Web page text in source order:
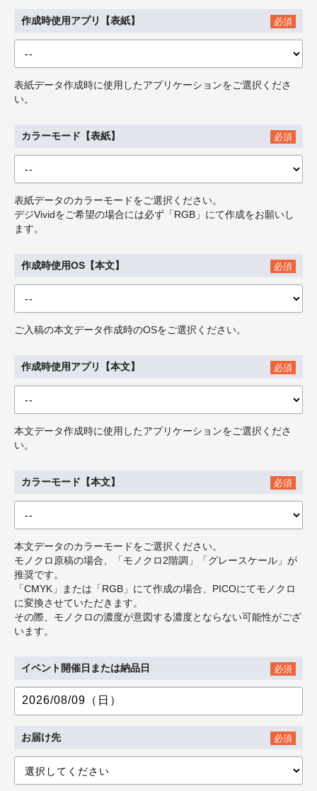
作成時使用アプリ【表紙】 必須
表紙データ作成時に使用したアプリケーションをご選択くださ
い。
カラーモード【表紙】 必須
表紙データのカラーモードをご選択ください。
デジVividをご希望の場合には必ず「RGB」にて作成をお願いし
ます。
作成時使用OS【本文】 必須
ご入稿の本文データ作成時のOSをご選択ください。
作成時使用アプリ【本文】 必須
本文データ作成時に使用したアプリケーションをご選択くださ
い。
カラーモード【本文】 必須
本文データのカラーモードをご選択ください。
モノクロ原稿の場合、「モノクロ2階調」「グレースケール」が
推奨です。
「CMYK」または「RGB」にて作成の場合、PICOにてモノクロ
に変換させていただきます。
その際、モノクロの濃度が意図する濃度とならない可能性がござ
います。
イベント開催日または納品日 必須
お届け先 必須